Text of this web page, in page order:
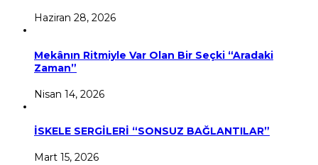
Haziran 28, 2026
Mekânın Ritmiyle Var Olan Bir Seçki “Aradaki
Zaman”
Nisan 14, 2026
İSKELE SERGİLERİ “SONSUZ BAĞLANTILAR”
Mart 15, 2026